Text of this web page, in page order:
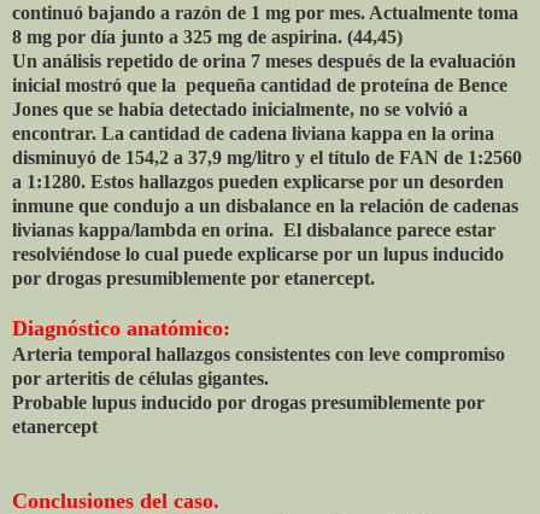
continuó bajando a razón de 1 mg por mes. Actualmente toma
8 mg por día junto a 325 mg de aspirina. (44,45)
Un análisis repetido de orina 7 meses después de la evaluación
inicial mostró que la pequeña cantidad de proteína de Bence
Jones que se había detectado inicialmente, no se volvió a
encontrar. La cantidad de cadena liviana kappa en la orina
disminuyó de 154,2 a 37,9 mg/litro y el título de FAN de 1:2560
a 1:1280. Estos hallazgos pueden explicarse por un desorden
inmune que condujo a un disbalance en la relación de cadenas
livianas kappa/lambda en orina. El disbalance parece estar
resolviéndose lo cual puede explicarse por un lupus inducido
por drogas presumiblemente por etanercept.
Diagnóstico anatómico:
Arteria temporal hallazgos consistentes con leve compromiso
por arteritis de células gigantes.
Probable lupus inducido por drogas presumiblemente por
etanercept
Conclusiones del caso.